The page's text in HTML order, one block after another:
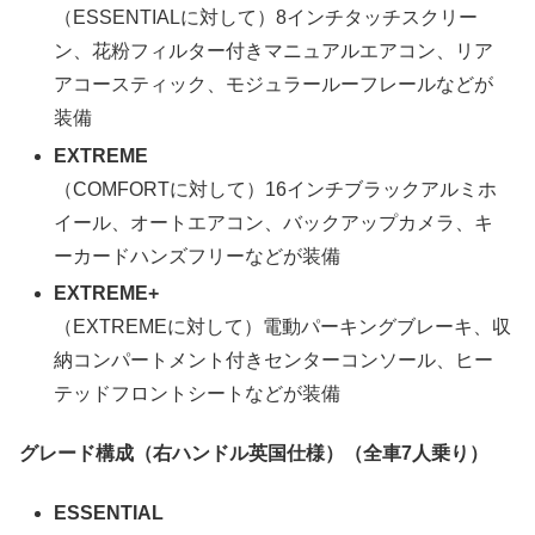
（ESSENTIALに対して）8インチタッチスクリー
ン、花粉フィルター付きマニュアルエアコン、リア
アコースティック、モジュラールーフレールなどが
装備
EXTREME
（COMFORTに対して）16インチブラックアルミホ
イール、オートエアコン、バックアップカメラ、キ
ーカードハンズフリーなどが装備
EXTREME+
（EXTREMEに対して）電動パーキングブレーキ、収
納コンパートメント付きセンターコンソール、ヒー
テッドフロントシートなどが装備
グレード構成（右ハンドル英国仕様）（全車7人乗り）
ESSENTIAL